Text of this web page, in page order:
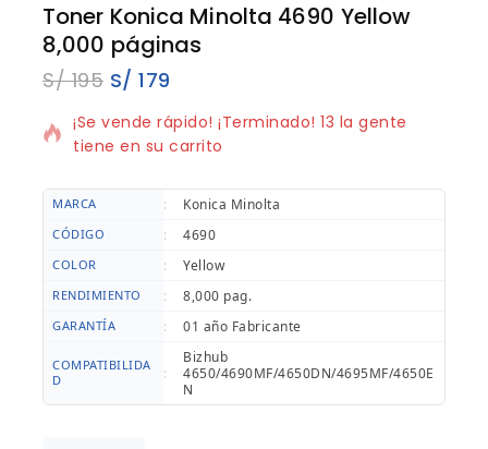
Toner Konica Minolta 4690 Yellow
8,000 páginas
S/195 S/ 179
14 productos vendidos en los últimos 3 horas
¡Se vende rápido! ¡Terminado! 13 la gente
tiene en su carrito
MARCA : Konica Minolta
CÓDIGO : 4690
COLOR : Yellow
RENDIMIENTO : 8,000 pag.
GARANTÍA : 01 año Fabricante
COMPATIBILIDA
D
:
Bizhub
4650/4690MF/4650DN/4695MF/4650E
N